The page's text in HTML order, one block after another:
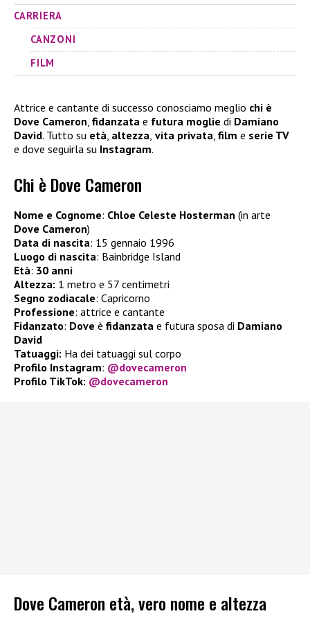
CARRIERA
CANZONI
FILM
Attrice e cantante di successo conosciamo meglio chi è
Dove Cameron, fidanzata e futura moglie di Damiano
David. Tutto su età, altezza, vita privata, film e serie TV
e dove seguirla su Instagram.
Chi è Dove Cameron
Nome e Cognome: Chloe Celeste Hosterman (in arte
Dove Cameron)
Data di nascita: 15 gennaio 1996
Luogo di nascita: Bainbridge Island
Età: 30 anni
Altezza: 1 metro e 57 centimetri
Segno zodiacale: Capricorno
Professione: attrice e cantante
Fidanzato: Dove è fidanzata e futura sposa di Damiano
David
Tatuaggi: Ha dei tatuaggi sul corpo
Profilo Instagram: @dovecameron
Profilo TikTok: @dovecameron
Dove Cameron età, vero nome e altezza